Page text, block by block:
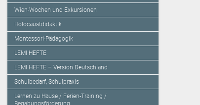
Wien-Wochen und Exkursionen
Holocaustdidaktik
Montessori-Pädagogik
LEMI HEFTE
LEMI HEFTE – Version Deutschland
Schulbedarf, Schulpraxis
Lernen zu Hause / Ferien-Training /
Begabungsförderung